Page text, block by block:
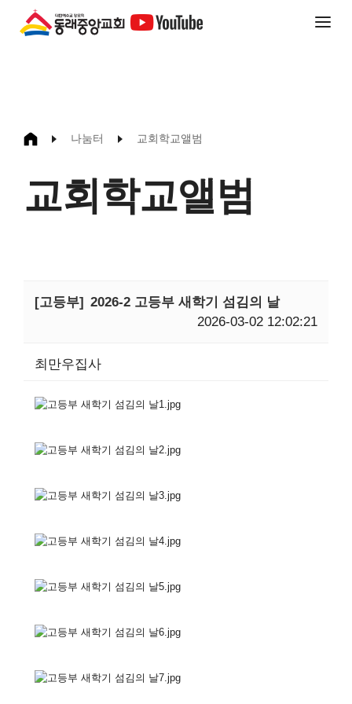
나눔터 교회학교앨범
교회학교앨범
[고등부] 2026-2 고등부 새학기 섬김의 날
2026-03-02 12:02:21
최만우집사